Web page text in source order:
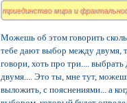
триединство мира и
Можешь об этом говорить
тебе дают выбор между двумя,
говори, хоть про три....
двумя.... Это ты, мне тут,
выложить, с пояснениями... а